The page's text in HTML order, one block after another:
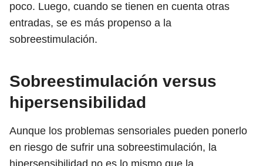
poco. Luego, cuando se tienen en cuenta otras
entradas, se es más propenso a la
sobreestimulación.
Sobreestimulación versus
hipersensibilidad
Aunque los problemas sensoriales pueden ponerlo
en riesgo de sufrir una sobreestimulación, la
hipersensibilidad no es lo mismo que la